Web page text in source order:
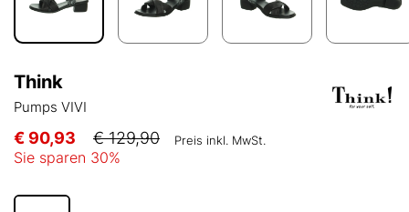
Think
Pumps VIVI
€ 90,93 € 129,90 Preis inkl. MwSt.
Sie sparen 30%